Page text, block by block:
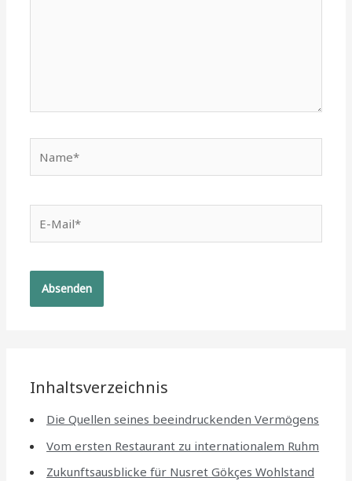
Mail*
Inhaltsverzeichnis
Die Quellen seines beeindruckenden Vermögens
Vom ersten Restaurant zu internationalem Ruhm
Zukunftsausblicke für Nusret Gökçes Wohlstand